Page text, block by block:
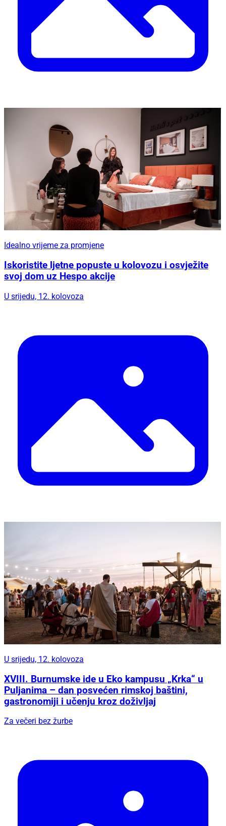
Idealno vrijeme za promjene
Iskoristite ljetne popuste u kolovozu i osvježite
svoj dom uz Hespo akcije
U srijedu, 12. kolovoza
U srijedu, 12. kolovoza
XVIII. Burnumske ide u Eko kampusu „Krka“ u
Puljanima – dan posvećen rimskoj baštini,
gastronomiji i učenju kroz doživljaj
Za večeri bez žurbe